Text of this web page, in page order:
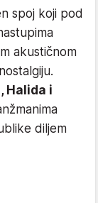
spoj koji pod
akustičnom
Halida i
diljem